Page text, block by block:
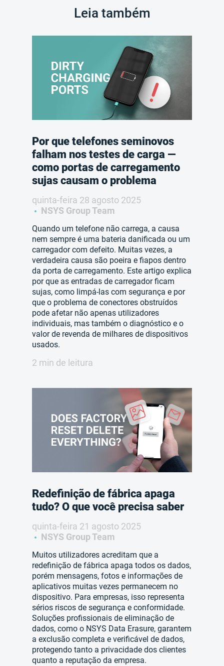
Leia também
Por que telefones seminovos
falham nos testes de carga —
como portas de carregamento
sujas causam o problema
quinta-feira 28 agosto 2025
NSYS Group Team
Quando um telefone não carrega, a causa
nem sempre é uma bateria danificada ou um
carregador com defeito. Muitas vezes, a
verdadeira causa são poeira e fiapos dentro
da porta de carregamento. Este artigo explica
por que as entradas de carregador ficam
sujas, como limpá-las com segurança e por
que o problema de conectores obstruídos
pode afetar não apenas utilizadores
individuais, mas também o diagnóstico e o
valor de revenda de milhares de dispositivos
usados.
2 min de leitura
Redefinição de fábrica apaga
tudo? O que você precisa saber
quinta-feira 21 agosto 2025
NSYS Group Team
Muitos utilizadores acreditam que a
redefinição de fábrica apaga todos os dados,
porém mensagens, fotos e informações de
aplicativos muitas vezes permanecem no
dispositivo. Para empresas, isso representa
sérios riscos de segurança e conformidade.
Soluções profissionais de eliminação de
dados, como o NSYS Data Erasure, garantem
a exclusão completa e verificável de dados,
protegendo tanto a privacidade dos clientes
quanto a reputação da empresa.